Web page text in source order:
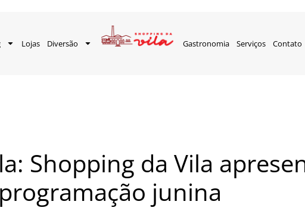
Lojas Diversão Gastronomia Serviços Contato
Shopping da Vila
programação junina